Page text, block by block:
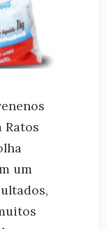
Ratos
um